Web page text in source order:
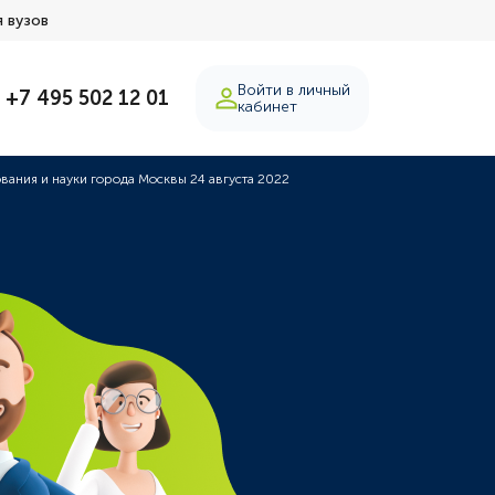
вузов
+7 495 502 12 01
Войти в личный
кабинет
и науки города Москвы 24 августа 2022